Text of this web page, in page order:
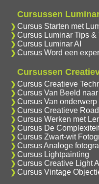
Cursussen
Cursus Starten met
Cursus Luminar Tips &
Cursus Luminar AI
Cursus Word een
Cursussen
Cursus Creatieve
Cursus Van Beeld
Cursus Van onderwerp
Cursus Creatieve
Cursus Werken met
Cursus De
Cursus Zwart-wit
Cursus Analoge
Cursus Lightpainting
Cursus Creative Light
Cursus Vintage